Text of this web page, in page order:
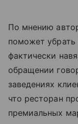
По мнению
поможет убрать
фактически
обращении
заведениях
что ресторан
премиальных